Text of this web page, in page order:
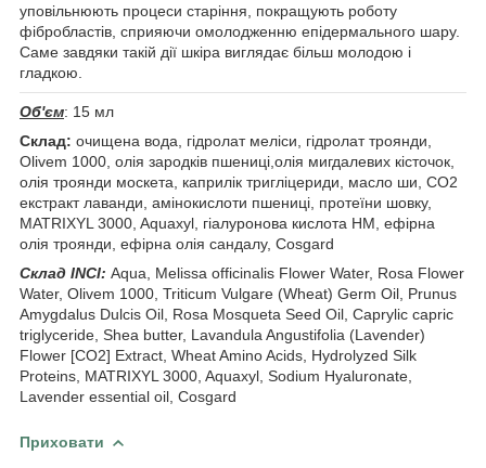
уповільнюють процеси старіння, покращують роботу
фібробластів, сприяючи омолодженню епідермального шару.
Саме завдяки такій дії шкіра виглядає більш молодою і
гладкою.
Об'єм: 15 мл
Cклад: очищена вода, гідролат меліси, гідролат троянди,
Olivem 1000, олія зародків пшениці,олія мигдалевих кісточок,
олія троянди москета, каприлік тригліцериди, масло ши, СО2
екстракт лаванди, амінокислоти пшениці, протеїни шовку,
MATRIXYL 3000, Aquaxyl, гіалуронова кислота HM, ефірна
олія троянди, ефірна олія сандалу, Cosgard
Склад INCI: Aqua, Melissa officinalis Flower Water, Rosa Flower
Water, Olivem 1000, Triticum Vulgare (Wheat) Germ Oil, Prunus
Amygdalus Dulcis Oil, Rosa Mosqueta Seed Oil, Caprylic capric
triglyceride, Shea butter, Lavandula Angustifolia (Lavender)
Flower [CO2] Extract, Wheat Amino Acids, Hydrolyzed Silk
Proteins, MATRIXYL 3000, Aquaxyl, Sodium Hyaluronate,
Lavender essential oil, Cosgard
Приховати